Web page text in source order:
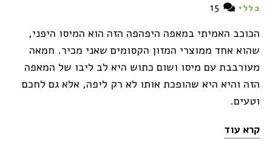
כללי 15
הכוכב האמיתי במאפה היפהפה הזה הוא המיסו היפני,
שהוא אחד ממוצרי המזון הקסומים שאני מכיר. חמאה
מעורבבת עם מיסו ושום כתוש היא לב ליבו של המאפה
הזה והיא היא שהופכת אותו לא רק ליפה, אלא גם לחכם
וטעים.
קרא עוד